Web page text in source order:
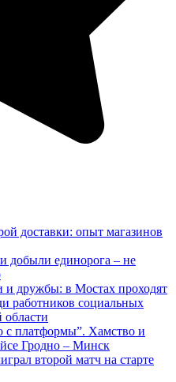
доставки: опыт магазинов
добыли единорога – не
и дружбы: в Мостах проходят
работников социальных
области
с платформы”. Хамство и
Гродно – Минск
второй матч на старте